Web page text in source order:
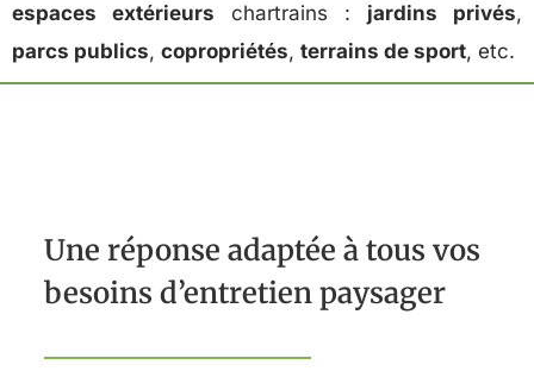
espaces extérieurs chartrains : jardins privés,
parcs publics, copropriétés, terrains de sport, etc.
Une réponse adaptée à tous vos
besoins d’entretien paysager